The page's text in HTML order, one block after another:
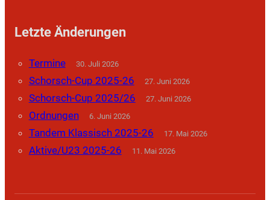
Letzte Änderungen
Termine 30. Juli 2026
Schorsch-Cup 2025-26 27. Juni 2026
Schorsch-Cup 2025/26 27. Juni 2026
Ordnungen 6. Juni 2026
Tandem Klassisch 2025-26 17. Mai 2026
Aktive/U23 2025-26 11. Mai 2026